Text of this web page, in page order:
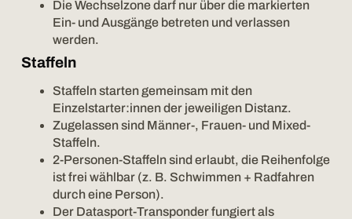
Die Wechselzone darf nur über die markierten
Ein- und Ausgänge betreten und verlassen
werden.
Staffeln
Staffeln starten gemeinsam mit den
Einzelstarter:innen der jeweiligen Distanz.
Zugelassen sind Männer-, Frauen- und Mixed-
Staffeln.
2-Personen-Staffeln sind erlaubt, die Reihenfolge
ist frei wählbar (z. B. Schwimmen + Radfahren
durch eine Person).
Der Datasport-Transponder fungiert als